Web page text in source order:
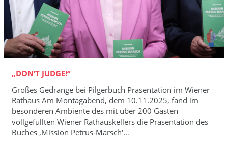
„DON’T JUDGE!“
Großes Gedränge bei Pilgerbuch Präsentation im Wiener
Rathaus Am Montagabend, dem 10.11.2025, fand im
besonderen Ambiente des mit über 200 Gästen
vollgefüllten Wiener Rathauskellers die Präsentation des
Buches ‚Mission Petrus-Marsch‘…